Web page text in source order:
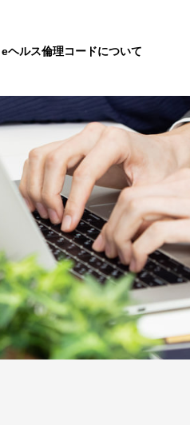
eヘルス倫理コードについて